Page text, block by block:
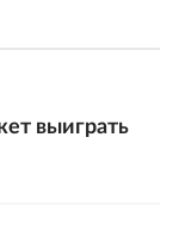
выиграть